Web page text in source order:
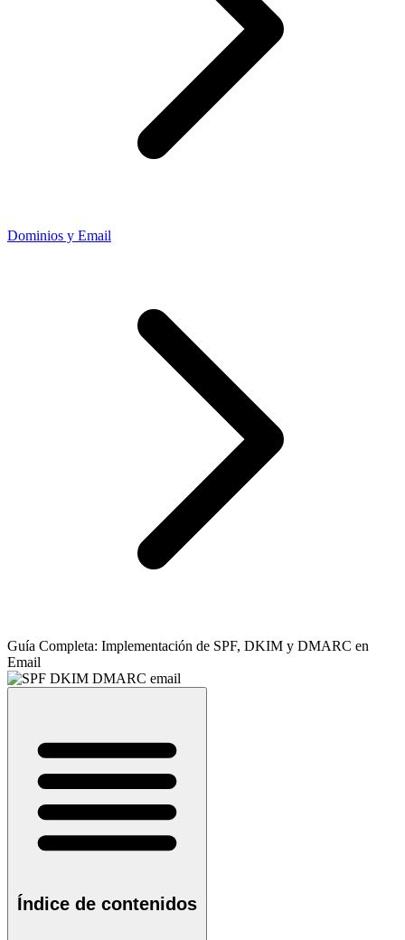
Dominios y Email
Guía Completa: Implementación de SPF, DKIM y DMARC en
Email
Índice de contenidos